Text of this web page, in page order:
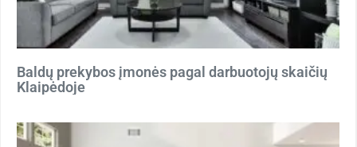
Baldų prekybos įmonės pagal darbuotojų skaičių
Klaipėdoje